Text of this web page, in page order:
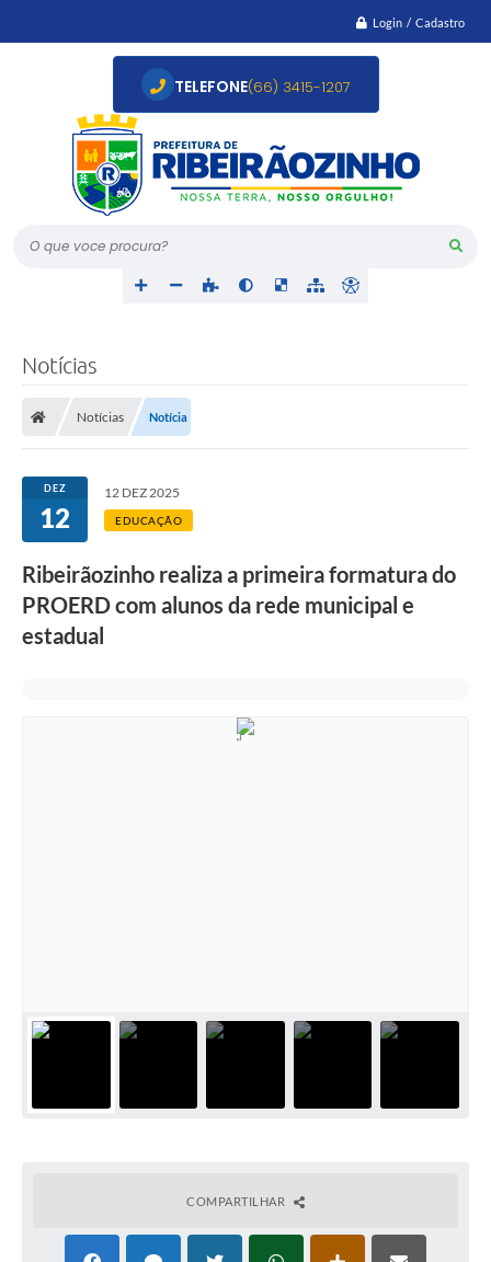
Login / Cadastro
O que voce procura?
TELEFONE(66) 3415-1207
Notícias
Notícias Notícia
DEZ
12
12 DEZ 2025
EDUCAÇÃO
Ribeirãozinho realiza a primeira formatura do
PROERD com alunos da rede municipal e
estadual
COMPARTILHAR